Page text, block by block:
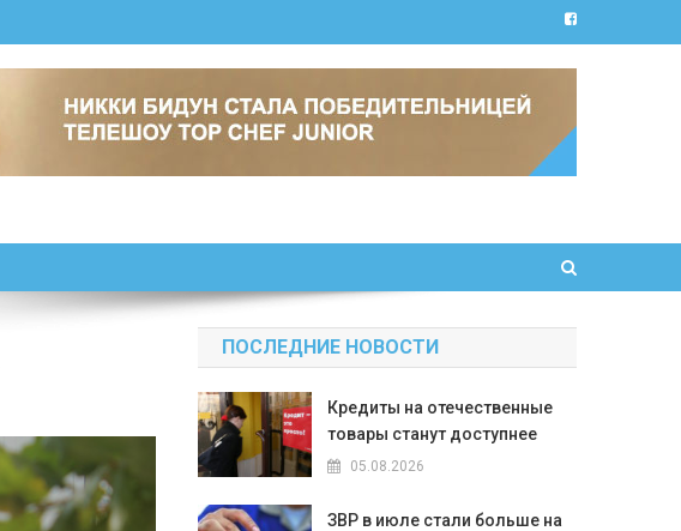
ПОСЛЕДНИЕ НОВОСТИ
Кредиты на отечественные
товары станут доступнее
05.08.2026
ЗВР в июле стали больше на